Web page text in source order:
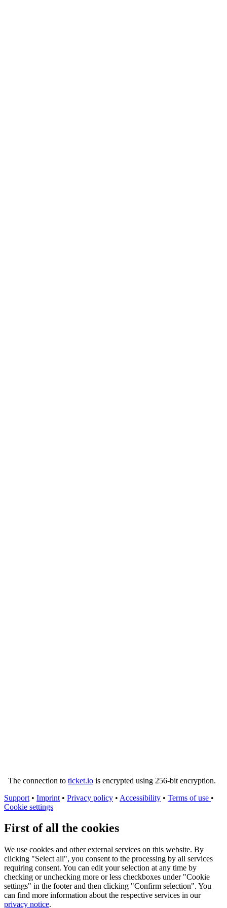
The connection to ticket.io is encrypted using 256-bit encryption.
Support • Imprint • Privacy policy • Accessibility • Terms of use •
Cookie settings
First of all the cookies
We use cookies and other external services on this website. By
clicking "Select all", you consent to the processing by all services
requiring consent. You can edit your selection at any time by
checking or unchecking more or less checkboxes under "Cookie
settings" in the footer and then clicking "Confirm selection". You
can find more information about the respective services in our
privacy notice.